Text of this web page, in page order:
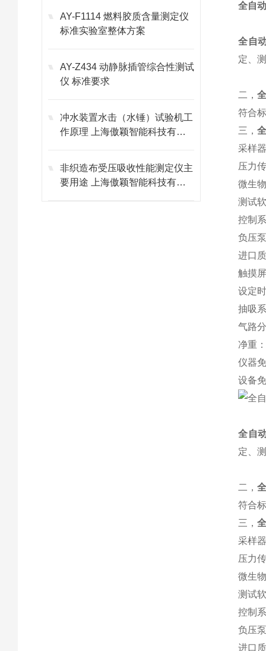
AY-F1114 燃料胶质含量测定仪
标准实验室整体方案
AY-Z434 动静脉插管综合性测试
仪 标准要求
冲水装置水击（水锤）试验机工
作原理 上海傲颖智能科技有限
非织造布受压吸收性能测定仪主
要用途 上海傲颖智能科技有限
全自
全自
定、
二，
符合
三，
采样
压力
微生
测试
控制
负压
进口
触摸
设定
抽吸
气路
净重
仪器
设备
全自
定、
二，
符合
三，
采样
压力
微生
测试
控制
负压
进口